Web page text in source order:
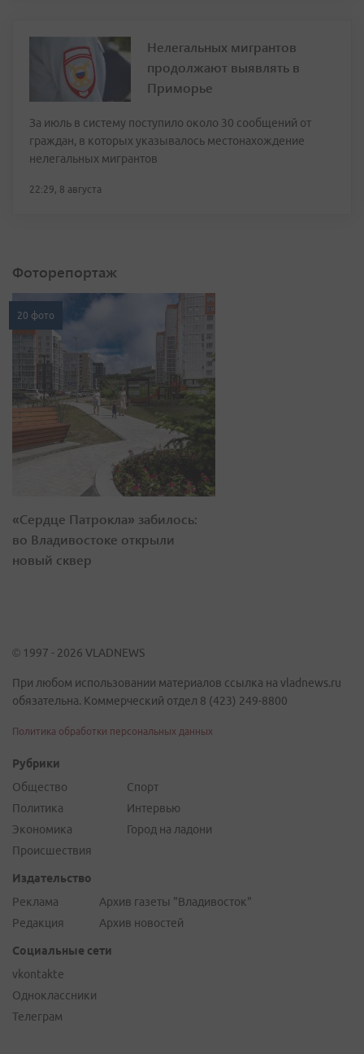
Нелегальных мигрантов
продолжают выявлять в
Приморье
За июль в систему поступило около 30 сообщений от
граждан, в которых указывалось местонахождение
нелегальных мигрантов
22:29, 8 августа
Фоторепортаж
20 фото
«Сердце Патрокла» забилось:
во Владивостоке открыли
новый сквер
© 1997 - 2026 VLADNEWS
При любом использовании материалов ссылка на vladnews.ru
обязательна. Коммерческий отдел 8 (423) 249-8800
Политика обработки персональных данных
Рубрики
Общество
Политика
Экономика
Происшествия
Спорт
Интервью
Город на ладони
Издательство
Реклама
Редакция
Архив газеты "Владивосток"
Архив новостей
Социальные сети
vkontakte
Одноклассники
Телеграм